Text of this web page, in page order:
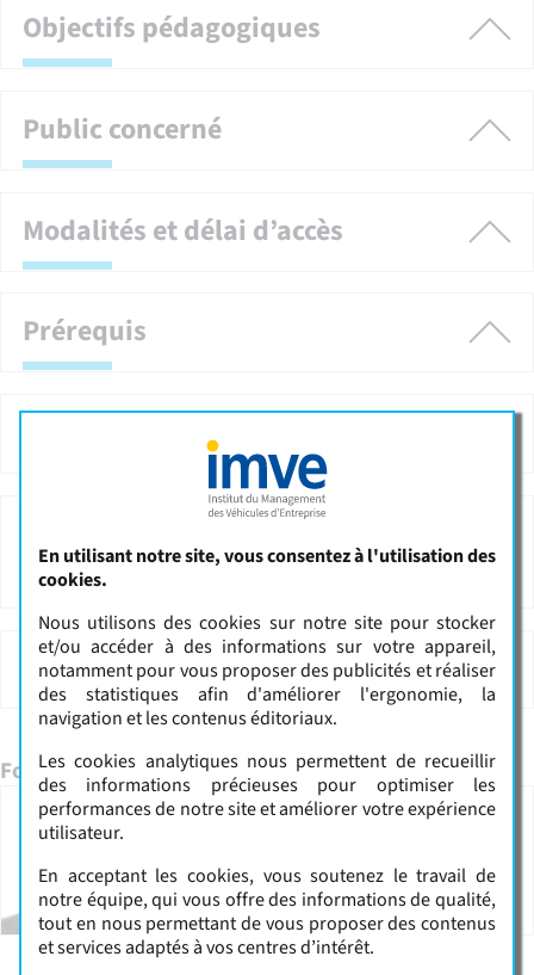
Objectifs pédagogiques
Public concerné
Modalités et délai d’accès
Prérequis
Méthodes pédagogiques
suivi
Programme
Formateur(s)
GASSELIN
En utilisant notre site, vous consentez à l'utilisation des
cookies.
Nous utilisons des cookies sur notre site pour stocker
et/ou accéder à des informations sur votre appareil,
notamment pour vous proposer des publicités et réaliser
des statistiques afin d'améliorer l'ergonomie, la
navigation et les contenus éditoriaux.
Les cookies analytiques nous permettent de recueillir
des informations précieuses pour optimiser les
performances de notre site et améliorer votre expérience
utilisateur.
En acceptant les cookies, vous soutenez le travail de
notre équipe, qui vous offre des informations de qualité,
tout en nous permettant de vous proposer des contenus
et services adaptés à vos centres d’intérêt.